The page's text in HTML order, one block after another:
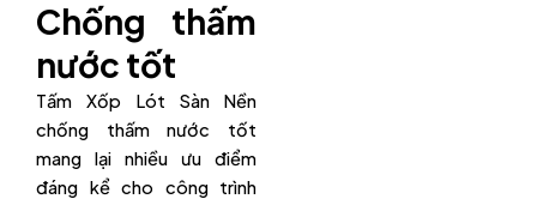
Chống thấm
nước tốt
Tấm Xốp Lót Sàn Nền
chống thấm nước tốt
mang lại nhiều ưu điểm
đáng kể cho công trình